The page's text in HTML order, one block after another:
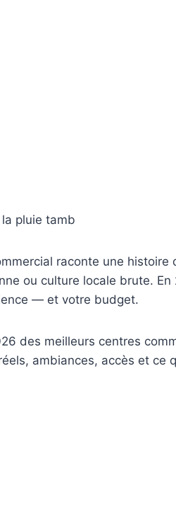
pluie tamb
raconte une
ou culture locale brute. En
— et votre budget.
des meilleurs centres
ambiances, accès et ce